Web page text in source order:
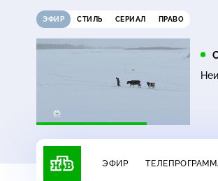
ЭФИР СТИЛЬ СЕРИАЛ ПРАВО
ЭФИР